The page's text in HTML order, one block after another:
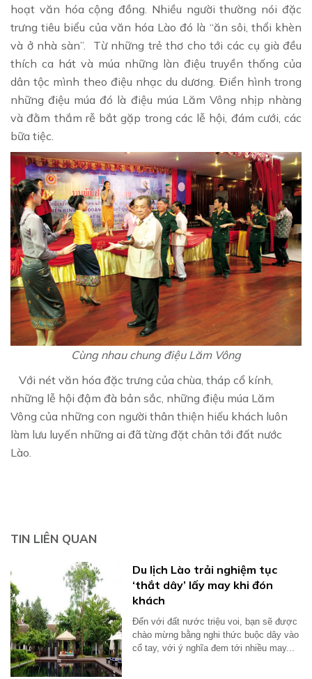
hoạt văn hóa cộng đồng. Nhiều người thường nói đặc
trưng tiêu biểu của văn hóa Lào đó là “ăn sôi, thổi khèn
và ở nhà sàn”. Từ những trẻ thơ cho tới các cụ già đều
thích ca hát và múa những làn điệu truyền thống của
dân tộc mình theo điệu nhạc du dương. Điển hình trong
những điệu múa đó là điệu múa Lăm Vông nhịp nhàng
và đằm thắm rễ bắt gặp trong các lễ hội, đám cưới, các
bữa tiệc.
Cùng nhau chung điệu Lăm Vông
Với nét văn hóa đặc trưng của chùa, tháp cổ kính,
những lễ hội đậm đà bản sắc, những điệu múa Lăm
Vông của những con người thân thiện hiếu khách luôn
làm lưu luyến những ai đã từng đặt chân tới đất nước
Lào.
TIN LIÊN QUAN
Du lịch Lào trải nghiệm tục
‘thắt dây’ lấy may khi đón
khách
Đến với đất nước triệu voi, bạn sẽ được
chào mừng bằng nghi thức buộc dây vào
cổ tay, với ý nghĩa đem tới nhiều may...